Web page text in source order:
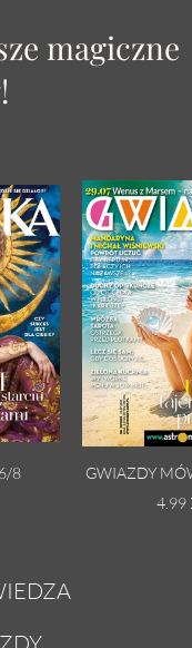
magiczne
8
GWIAZDY
4.99